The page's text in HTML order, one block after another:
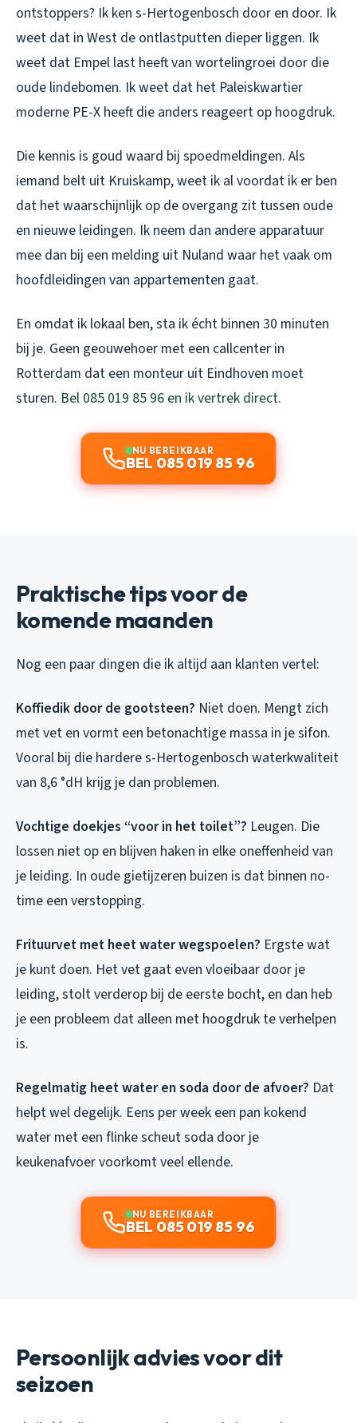
ontstoppers? Ik ken s-Hertogenbosch door en door. Ik
weet dat in West de ontlastputten dieper liggen. Ik
weet dat Empel last heeft van wortelingroei door die
oude lindebomen. Ik weet dat het Paleiskwartier
moderne PE-X heeft die anders reageert op hoogdruk.
Die kennis is goud waard bij spoedmeldingen. Als
iemand belt uit Kruiskamp, weet ik al voordat ik er ben
dat het waarschijnlijk op de overgang zit tussen oude
en nieuwe leidingen. Ik neem dan andere apparatuur
mee dan bij een melding uit Nuland waar het vaak om
hoofdleidingen van appartementen gaat.
En omdat ik lokaal ben, sta ik écht binnen 30 minuten
bij je. Geen geouwehoer met een callcenter in
Rotterdam dat een monteur uit Eindhoven moet
sturen. Bel 085 019 85 96 en ik vertrek direct.
NU BEREIKBAAR
BEL 085 019 85 96
Praktische tips voor de
komende maanden
Nog een paar dingen die ik altijd aan klanten vertel:
Koffiedik door de gootsteen? Niet doen. Mengt zich
met vet en vormt een betonachtige massa in je sifon.
Vooral bij die hardere s-Hertogenbosch waterkwaliteit
van 8,6 °dH krijg je dan problemen.
Vochtige doekjes “voor in het toilet”? Leugen. Die
lossen niet op en blijven haken in elke oneffenheid van
je leiding. In oude gietijzeren buizen is dat binnen no-
time een verstopping.
Frituurvet met heet water wegspoelen? Ergste wat
je kunt doen. Het vet gaat even vloeibaar door je
leiding, stolt verderop bij de eerste bocht, en dan heb
je een probleem dat alleen met hoogdruk te verhelpen
is.
Regelmatig heet water en soda door de afvoer? Dat
helpt wel degelijk. Eens per week een pan kokend
water met een flinke scheut soda door je
keukenafvoer voorkomt veel ellende.
NU BEREIKBAAR
BEL 085 019 85 96
Persoonlijk advies voor dit
seizoen